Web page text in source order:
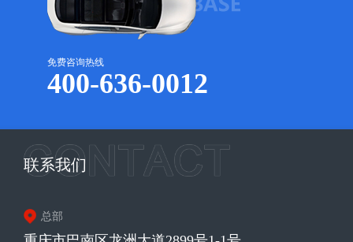
免费咨询热线
400-636-0012
联系我们
总部